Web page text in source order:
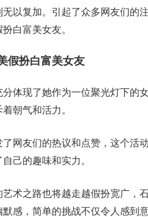
无以复加。引起了众多网友们的
白富美女友。
假扮白富美女友
分体现了她作为一位聚光灯下的
朝气和活力。
了网友们的热议和点赞，这个活
己的趣味和实力。
艺术之路也将越走越假扮宽广，
感，简单的挑战不仅令人感到意